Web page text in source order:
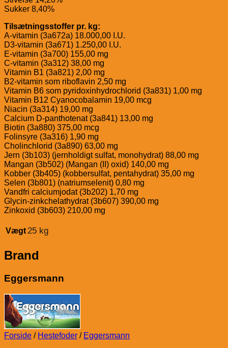
Sukker 8,40%
Tilsætningsstoffer pr. kg:
A-vitamin (3a672a) 18.000,00 I.U.
D3-vitamin (3a671) 1.250,00 I.U.
E-vitamin (3a700) 155,00 mg
C-vitamin (3a312) 38,00 mg
Vitamin B1 (3a821) 2,00 mg
B2-vitamin som riboflavin 2,50 mg
Vitamin B6 som pyridoxinhydrochlorid (3a831) 1,00 mg
Vitamin B12 Cyanocobalamin 19,00 mcg
Niacin (3a314) 19,00 mg
Calcium D-panthotenat (3a841) 13,00 mg
Biotin (3a880) 375,00 mcg
Folinsyre (3a316) 1,90 mg
Cholinchlorid (3a890) 63,00 mg
Jern (3b103) (jernholdigt sulfat, monohydrat) 88,00 mg
Mangan (3b502) (Mangan (II) oxid) 140,00 mg
Kobber (3b405) (kobbersulfat, pentahydrat) 35,00 mg
Selen (3b801) (natriumselenit) 0,80 mg
Vandfri calciumjodat (3b202) 1,70 mg
Glycin-zinkchelathydrat (3b607) 390,00 mg
Zinkoxid (3b603) 210,00 mg
Vægt 25 kg
Brand
Eggersmann
Forside / Hestefoder / Eggersmann